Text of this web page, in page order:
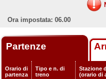
Ora impostata: 06.00
Partenze
Orario di
partenza
Tipo e n. di
treno
Stazione
(orario di